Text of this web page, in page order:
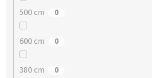
500 cm 0
600 cm 0
380 cm 0